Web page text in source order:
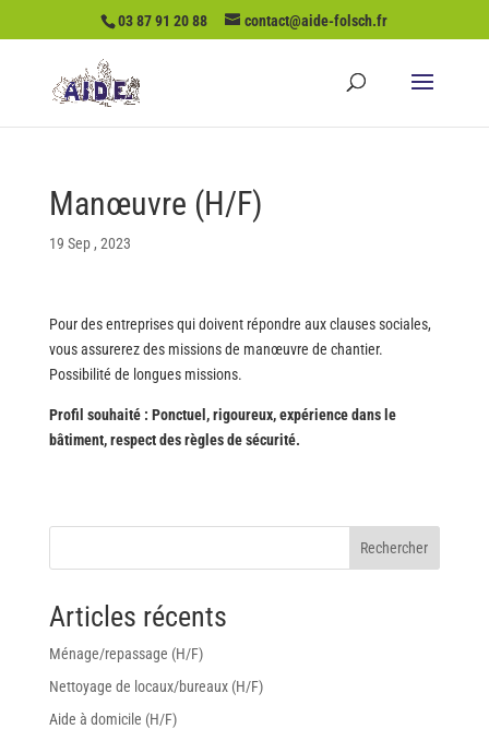
03 87 91 20 88 contact@aide-folsch.fr
Manœuvre (H/F)
19 Sep , 2023
Pour des entreprises qui doivent répondre aux clauses sociales,
vous assurerez des missions de manœuvre de chantier.
Possibilité de longues missions.
Profil souhaité : Ponctuel, rigoureux, expérience dans le
bâtiment, respect des règles de sécurité.
Rechercher
Articles récents
Ménage/repassage (H/F)
Nettoyage de locaux/bureaux (H/F)
Aide à domicile (H/F)